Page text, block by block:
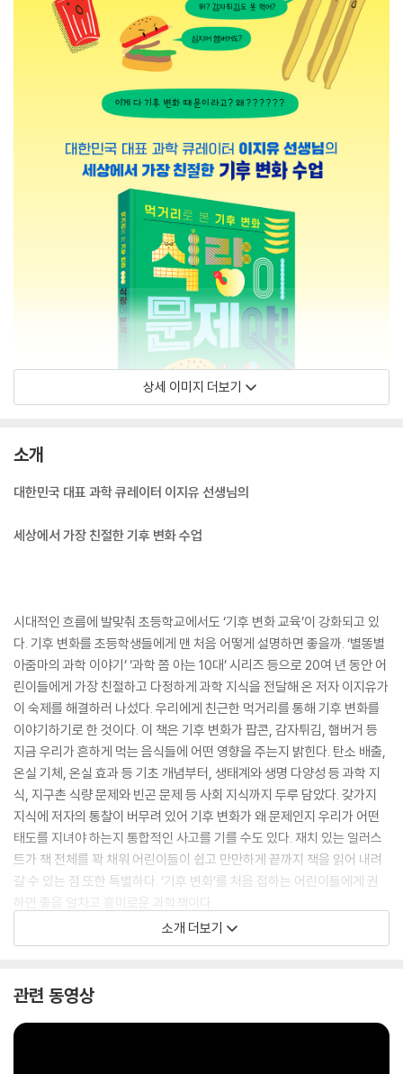
상세 이미지 더보기
소개
대한민국 대표 과학 큐레이터 이지유 선생님의
세상에서 가장 친절한 기후 변화 수업
시대적인 흐름에 발맞춰 초등학교에서도 ‘기후 변화 교육’이 강화되고 있
다. 기후 변화를 초등학생들에게 맨 처음 어떻게 설명하면 좋을까. ‘별똥별
아줌마의 과학 이야기’ ‘과학 쫌 아는 10대’ 시리즈 등으로 20여 년 동안 어
린이들에게 가장 친절하고 다정하게 과학 지식을 전달해 온 저자 이지유가
이 숙제를 해결하러 나섰다. 우리에게 친근한 먹거리를 통해 기후 변화를
이야기하기로 한 것이다. 이 책은 기후 변화가 팝콘, 감자튀김, 햄버거 등
지금 우리가 흔하게 먹는 음식들에 어떤 영향을 주는지 밝힌다. 탄소 배출,
온실 기체, 온실 효과 등 기초 개념부터, 생태계와 생명 다양성 등 과학 지
식, 지구촌 식량 문제와 빈곤 문제 등 사회 지식까지 두루 담았다. 갖가지
지식에 저자의 통찰이 버무려 있어 기후 변화가 왜 문제인지 우리가 어떤
태도를 지녀야 하는지 통합적인 사고를 기를 수도 있다. 재치 있는 일러스
트가 책 전체를 꽉 채워 어린이들이 쉽고 만만하게 끝까지 책을 읽어 내려
갈 수 있는 점 또한 특별하다. ‘기후 변화’를 처음 접하는 어린이들에게 권
하면 좋을 알차고 흥미로운 과학책이다.
소개 더보기
관련 동영상